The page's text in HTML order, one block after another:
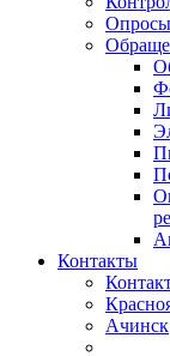
Опросы
Контакты
Ачинск